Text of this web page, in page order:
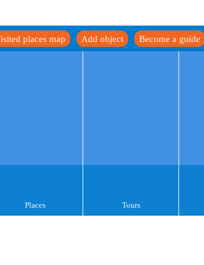
Become a guide
Add object
places map
Places Tours